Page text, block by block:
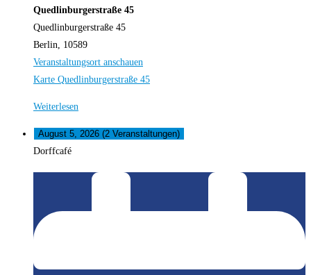
Quedlinburgerstraße 45
Quedlinburgerstraße 45
Berlin, 10589
Veranstaltungsort anschauen
Karte Quedlinburgerstraße 45
Weiterlesen
August 5, 2026 (2 Veranstaltungen)
Dorffcafé